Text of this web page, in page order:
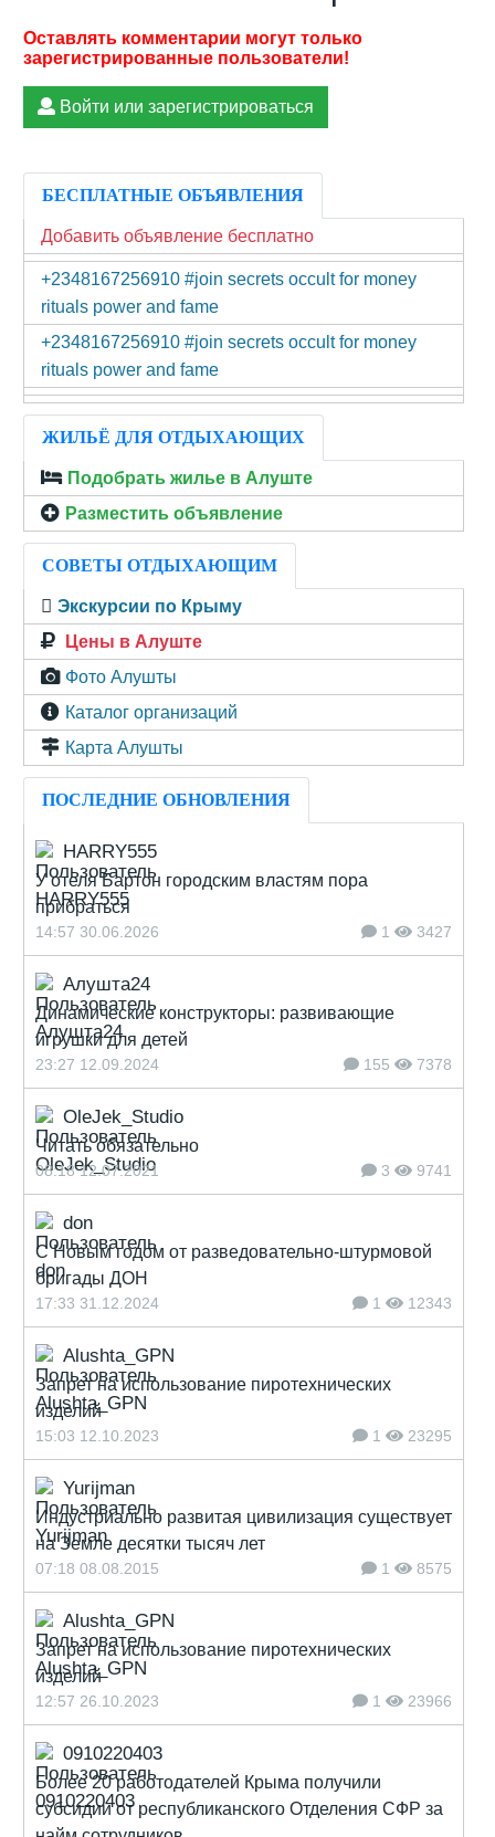
Войти или зарегистрироваться
БЕСПЛАТНЫЕ ОБЪЯВЛЕНИЯ
Добавить объявление бесплатно
+2348167256910 #join secrets occult for money
rituals power and fame
+2348167256910 #join secrets occult for money
rituals power and fame
ЖИЛЬЁ ДЛЯ ОТДЫХАЮЩИХ
Подобрать жилье в Алуште
Разместить объявление
СОВЕТЫ ОТДЫХАЮЩИМ
Экскурсии по Крыму
Цены в Алуште
Фото Алушты
Каталог организаций
Карта Алушты
ПОСЛЕДНИЕ ОБНОВЛЕНИЯ
HARRY555
У отеля Бартон городским властям пора
прибраться
14:57 30.06.2026 1 3427
Алушта24
Динамические конструкторы: развивающие
игрушки для детей
23:27 12.09.2024 155 7378
OleJek_Studio
Читать обязательно
08:18 12.07.2021 3 9741
don
С Новым годом от разведовательно-штурмовой
бригады ДОН
17:33 31.12.2024 1 12343
Alushta_GPN
Запрет на использование пиротехнических
изделий
15:03 12.10.2023 1 23295
Yurijman
Индустриально развитая цивилизация существует
на Земле десятки тысяч лет
07:18 08.08.2015 1 8575
Alushta_GPN
Запрет на использование пиротехнических
изделий
12:57 26.10.2023 1 23966
0910220403
Более 20 работодателей Крыма получили
субсидии от республиканского Отделения СФР за